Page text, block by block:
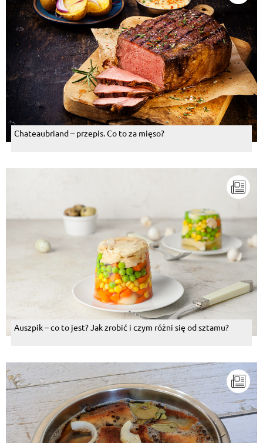
Chateaubriand – przepis. Co to za mięso?
Auszpik – co to jest? Jak zrobić i czym różni się od sztamu?